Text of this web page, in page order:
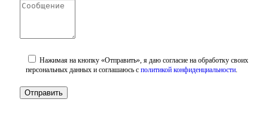
Нажимая на кнопку «Отправить», я даю согласие на обработку своих
персональных данных и соглашаюсь с политикой конфиденциальности.